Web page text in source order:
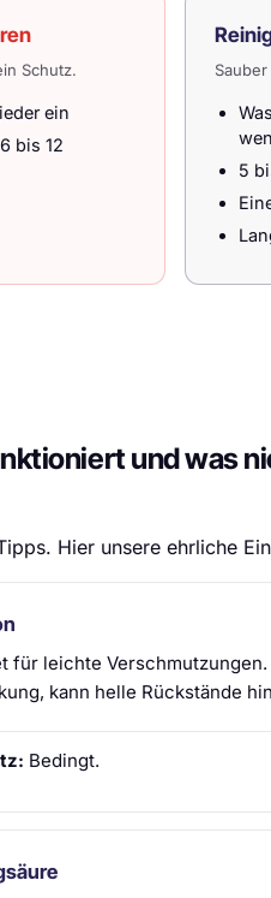
Schutz.
ein
bis 12
5
und was
Hier unsere ehrliche
für leichte
kann helle Rückstände
Bedingt.